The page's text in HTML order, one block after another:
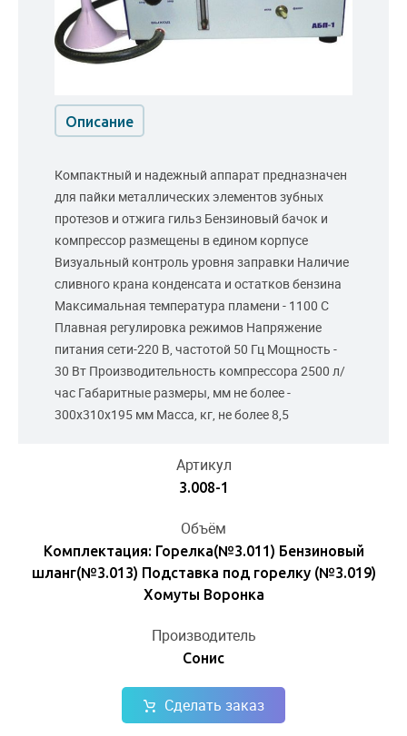
Артикул
3.008-1
Объём
Комплектация: Горелка(№3.011) Бензиновый
шланг(№3.013) Подставка под горелку (№3.019)
Хомуты Воронка
Производитель
Сонис
Сделать заказ
Описание
Компактный и надежный аппарат предназначен
для пайки металлических элементов зубных
протезов и отжига гильз Бензиновый бачок и
компрессор размещены в едином корпусе
Визуальный контроль уровня заправки Наличие
сливного крана конденсата и остатков бензина
Максимальная температура пламени - 1100 С
Плавная регулировка режимов Напряжение
питания сети-220 В, частотой 50 Гц Мощность -
30 Вт Производительность компрессора 2500 л/
час Габаритные размеры, мм не более -
300х310х195 мм Масса, кг, не более 8,5